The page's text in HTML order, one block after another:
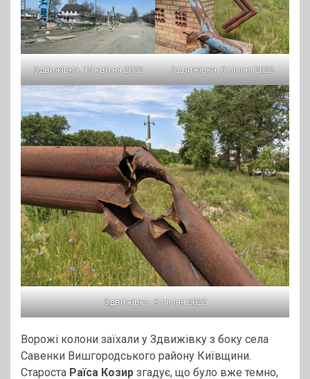
Здвижівка, 15 квітня 2022 Здвижівка, 8 липня 2022
Здвижівка, 8 липня 2022
Ворожі колони заїхали у Здвижівку з боку села
Савенки Вишгородського району Київщини.
Староста Раїса Козир згадує, що було вже темно,